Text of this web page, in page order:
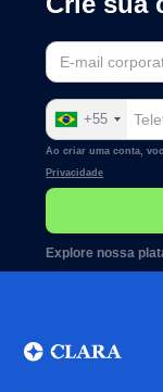
+55
Ao criar uma conta,
Privacidade
Explore nossa